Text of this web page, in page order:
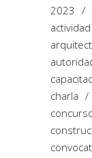
2023
charla